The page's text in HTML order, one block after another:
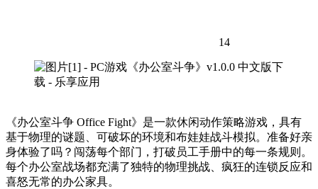
14
《办公室斗争 Office Fight》是一款休闲动作策略游戏，具有
基于物理的谜题、可破坏的环境和布娃娃战斗模拟。准备好亲
身体验了吗？闯荡每个部门，打破员工手册中的每一条规则。
每个办公室战场都充满了独特的物理挑战、疯狂的连锁反应和
喜怒无常的办公家具。